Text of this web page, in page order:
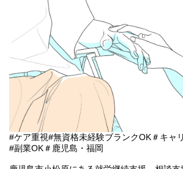
#ケア重視#無資格未経験ブランクOK＃キャ
#副業OK＃鹿児島・福岡